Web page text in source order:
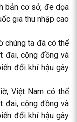
bản cơ sở, đe dọa
gia thu nhập cao
chúng ta đã có thể
đai, cộng đồng và
đổi khí hậu gây
Việt Nam có thể
đai, cộng đồng và
đổi khí hậu gây